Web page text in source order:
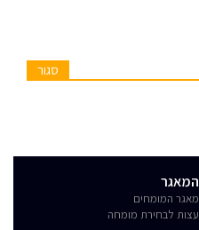
סגור
המאגר
מאגר המומחים
עצות לבחירת מומחה